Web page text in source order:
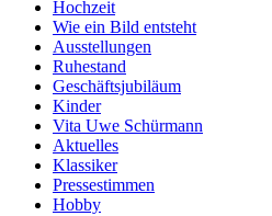
Hochzeit
Wie ein Bild entsteht
Ausstellungen
Ruhestand
Geschäftsjubiläum
Kinder
Vita Uwe Schürmann
Aktuelles
Klassiker
Pressestimmen
Hobby